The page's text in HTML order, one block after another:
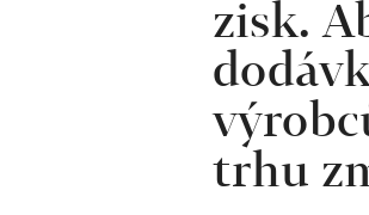
zisk.
trhu